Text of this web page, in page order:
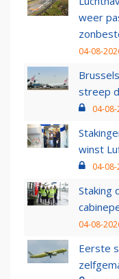
weer
04-08-
streep
04-
winst
04-
Staking
04-08-
Eerste